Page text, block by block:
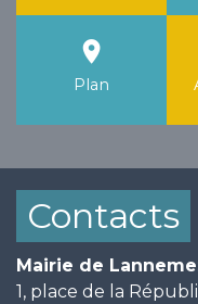
room
Plan
Contacts
Mairie de
1, place de la